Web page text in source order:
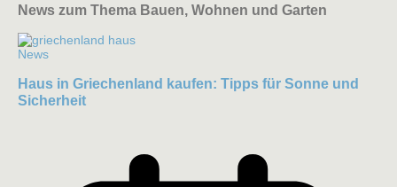
News zum Thema Bauen, Wohnen und Garten
News
Haus in Griechenland kaufen: Tipps für Sonne und
Sicherheit